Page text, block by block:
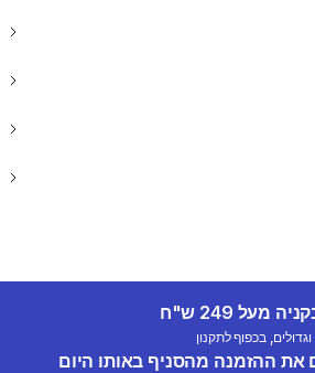
מעל 249 ש"ח
בכפוף לתקנון
את ההזמנה מהסניף באותו היום